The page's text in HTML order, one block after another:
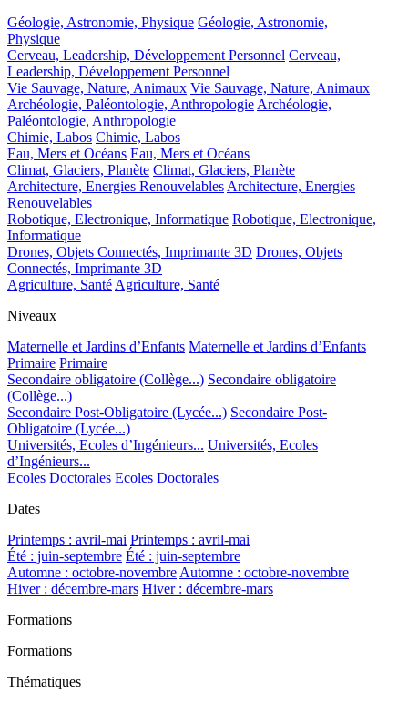
Géologie, Astronomie, Physique Géologie, Astronomie,
Physique
Cerveau, Leadership, Développement Personnel Cerveau,
Leadership, Développement Personnel
Vie Sauvage, Nature, Animaux Vie Sauvage, Nature, Animaux
Archéologie, Paléontologie, Anthropologie Archéologie,
Paléontologie, Anthropologie
Chimie, Labos Chimie, Labos
Eau, Mers et Océans Eau, Mers et Océans
Climat, Glaciers, Planète Climat, Glaciers, Planète
Architecture, Energies Renouvelables Architecture, Energies
Renouvelables
Robotique, Electronique, Informatique Robotique, Electronique,
Informatique
Drones, Objets Connectés, Imprimante 3D Drones, Objets
Connectés, Imprimante 3D
Agriculture, Santé Agriculture, Santé
Niveaux
Maternelle et Jardins d’Enfants Maternelle et Jardins d’Enfants
Primaire Primaire
Secondaire obligatoire (Collège...) Secondaire obligatoire
(Collège...)
Secondaire Post-Obligatoire (Lycée...) Secondaire Post-
Obligatoire (Lycée...)
Universités, Ecoles d’Ingénieurs... Universités, Ecoles
d’Ingénieurs...
Ecoles Doctorales Ecoles Doctorales
Dates
Printemps : avril-mai Printemps : avril-mai
Été : juin-septembre Été : juin-septembre
Automne : octobre-novembre Automne : octobre-novembre
Hiver : décembre-mars Hiver : décembre-mars
Formations
Formations
Thématiques